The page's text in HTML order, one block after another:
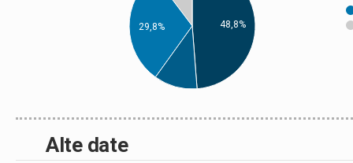
48,8%
29,8%
Alte date